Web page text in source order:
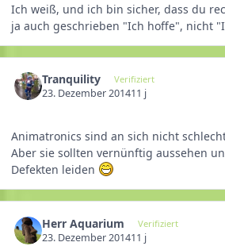
Ich weiß, und ich bin sicher, dass du
ja auch geschrieben "Ich hoffe", nicht
Tranquility Verifiziert
23. Dezember 201411 j
Animatronics sind an sich nicht
Aber sie sollten vernünftig aussehen
Defekten leiden
Herr Aquarium Verifiziert
23. Dezember 201411 j